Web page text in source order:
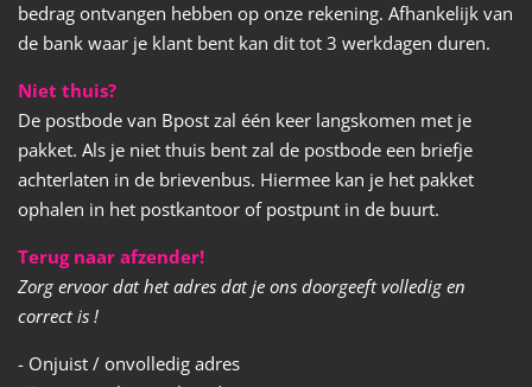
bedrag ontvangen hebben op onze rekening. Afhankelijk van
de bank waar je klant bent kan dit tot 3 werkdagen duren.
Niet thuis?
De postbode van Bpost zal één keer langskomen met je
pakket. Als je niet thuis bent zal de postbode een briefje
achterlaten in de brievenbus. Hiermee kan je het pakket
ophalen in het postkantoor of postpunt in de buurt.
Terug naar afzender!
Zorg ervoor dat het adres dat je ons doorgeeft volledig en
correct is !
- Onjuist / onvolledig adres